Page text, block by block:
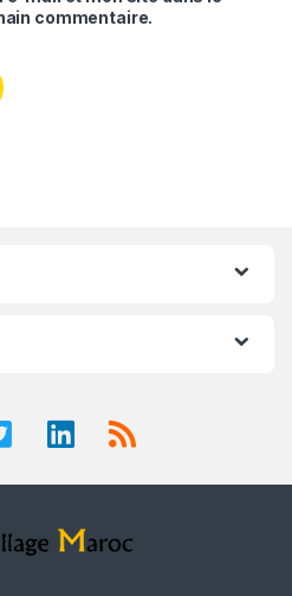
commentaire.